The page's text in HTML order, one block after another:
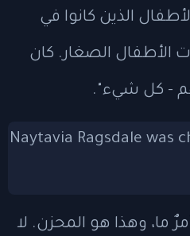
الذين كانوا في
الأطفال الصغار. كان
- كل شيء".
ما، وهذا هو المحزن. لا